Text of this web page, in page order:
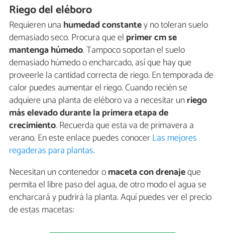
Riego del eléboro
Requieren una humedad constantey no toleran suelo
demasiado seco. Procura que el primer cm se
mantenga húmedo. Tampoco soportan el suelo
demasiado húmedo o encharcado, así que hay que
proveerle la cantidad correcta de riego. En temporada de
calor puedes aumentar el riego. Cuando recién se
adquiere una planta de eléboro va a necesitar unriego
más elevado durante la primera etapa de
crecimiento. Recuerda que esta va de primavera a
verano. En este enlace puedes conocerLas mejores
regaderas para plantas.
Necesitan un contenedor omaceta con drenajeque
permita el libre paso del agua, de otro modo el agua se
encharcará y pudrirá la planta. Aquí puedes ver el precio
de estas macetas: